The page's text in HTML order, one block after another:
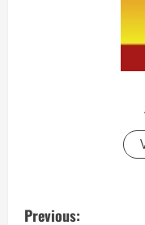
P
Previous: